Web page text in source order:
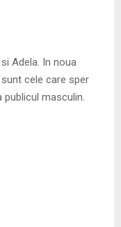
Adela. In noua
cele care sper
masculin.